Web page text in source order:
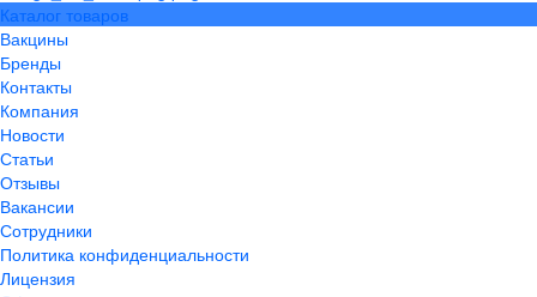
Каталог товаров
Вакцины
Бренды
Контакты
Компания
Новости
Статьи
Отзывы
Вакансии
Сотрудники
Политика конфиденциальности
Лицензия